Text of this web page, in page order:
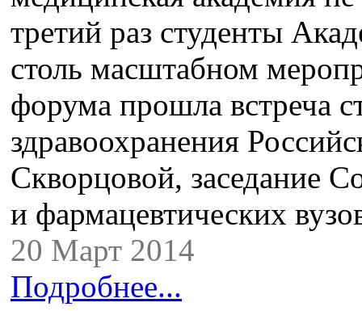
третий раз студенты
столь масштабном
форума прошла встреча
здравоохранения
Скворцовой, заседание
и фармацевтических
20 Март 2014
Подробнее...